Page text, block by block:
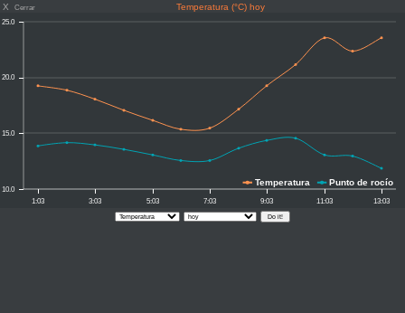
X Cerrar Temperatura (°C) hoy